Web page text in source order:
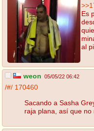
Es
al
weon 05/05/22 06:42
/#/ 170460
Sacando a Sasha
raja plana, así que no